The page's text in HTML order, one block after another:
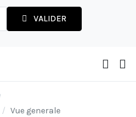
VALIDER
Vue generale